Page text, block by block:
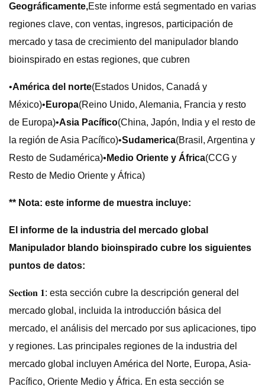
Geográficamente,Este informe está segmentado en varias
regiones clave, con ventas, ingresos, participación de
mercado y tasa de crecimiento del manipulador blando
bioinspirado en estas regiones, que cubren
•América del norte(Estados Unidos, Canadá y
México)• Europa(Reino Unido, Alemania, Francia y resto
de Europa)•Asia Pacífico(China, Japón, India y el resto de
la región de Asia Pacífico)•Sudamerica(Brasil, Argentina y
Resto de Sudamérica)• Medio Oriente y África(CCG y
Resto de Medio Oriente y África)
** Nota: este informe de muestra incluye:
El informe de la industria del mercado global
Manipulador blando bioinspirado cubre los siguientes
puntos de datos:
𝐒𝐞𝐜𝐭𝐢𝐨𝐧 𝟏: esta sección cubre la descripción general del
mercado global, incluida la introducción básica del
mercado, el análisis del mercado por sus aplicaciones, tipo
y regiones. Las principales regiones de la industria del
mercado global incluyen América del Norte, Europa, Asia-
Pacífico, Oriente Medio y África. En esta sección se